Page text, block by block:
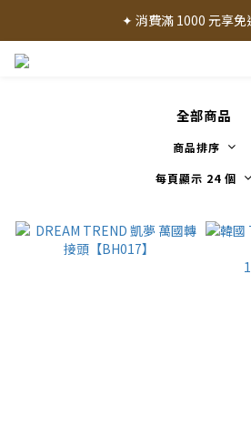
✦ 加入會員就送 50 元購
✦ 消費滿 1000 元享
全部商品
商品排序
每頁顯示 24 個